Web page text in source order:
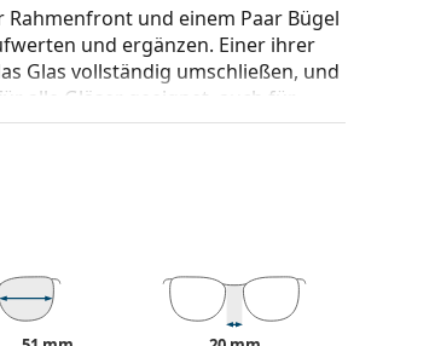
und einem Paar Bügel
und ergänzen. Einer ihrer
Glas vollständig umschließen, und
alle Gläser geeignet, auch für
Position und des Sitzes Ihrer Brille.
vermeiden.
sein Design können variieren.
Einige Modelle können mit